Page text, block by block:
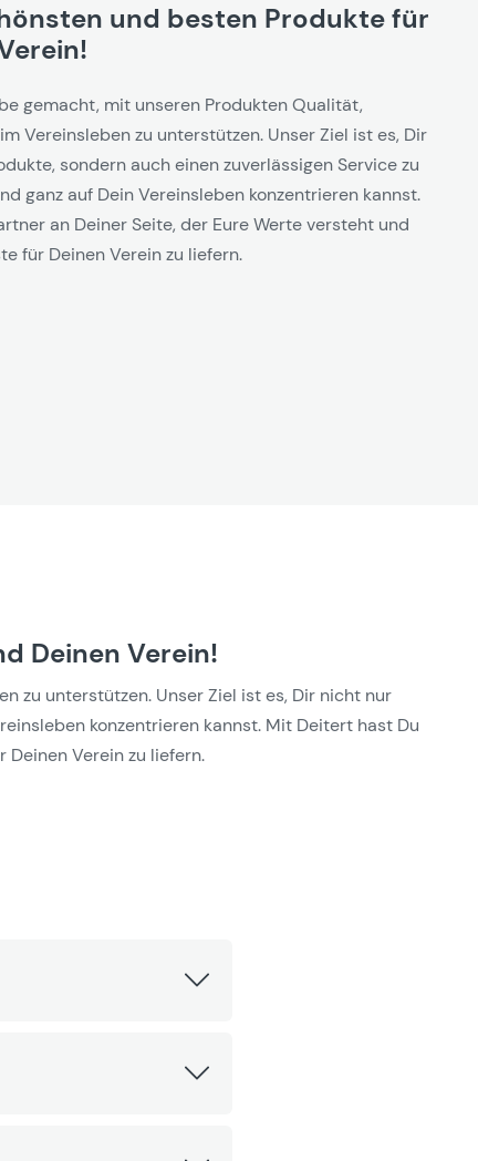
und besten Produkte für
gemacht, mit unseren Produkten Qualität,
Vereinsleben zu unterstützen. Unser Ziel ist es, Dir
sondern auch einen zuverlässigen Service zu
ganz auf Dein Vereinsleben konzentrieren kannst.
an Deiner Seite, der Eure Werte versteht und
für Deinen Verein zu liefern.
Deinen Verein!
zu unterstützen. Unser Ziel ist es, Dir nicht nur
konzentrieren kannst. Mit Deitert hast Du
Verein zu liefern.